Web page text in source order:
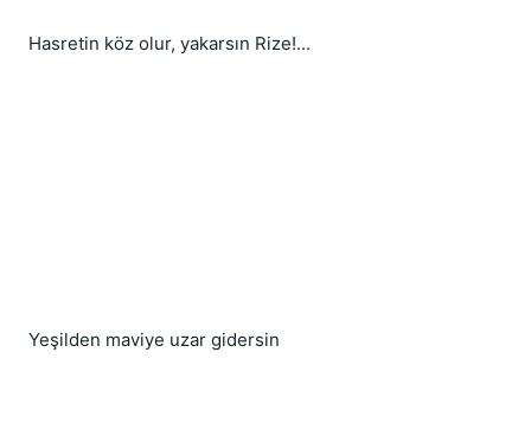
Hasretin köz olur, yakarsın Rize!...
Yeşilden maviye uzar gidersin